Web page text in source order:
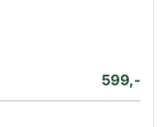
599,-